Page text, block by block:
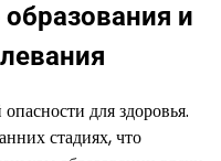
и
для здоровья.
стадиях, что